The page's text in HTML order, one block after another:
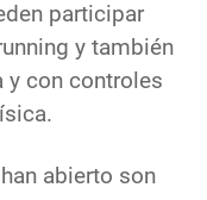
participar
y también
y con controles
abierto son